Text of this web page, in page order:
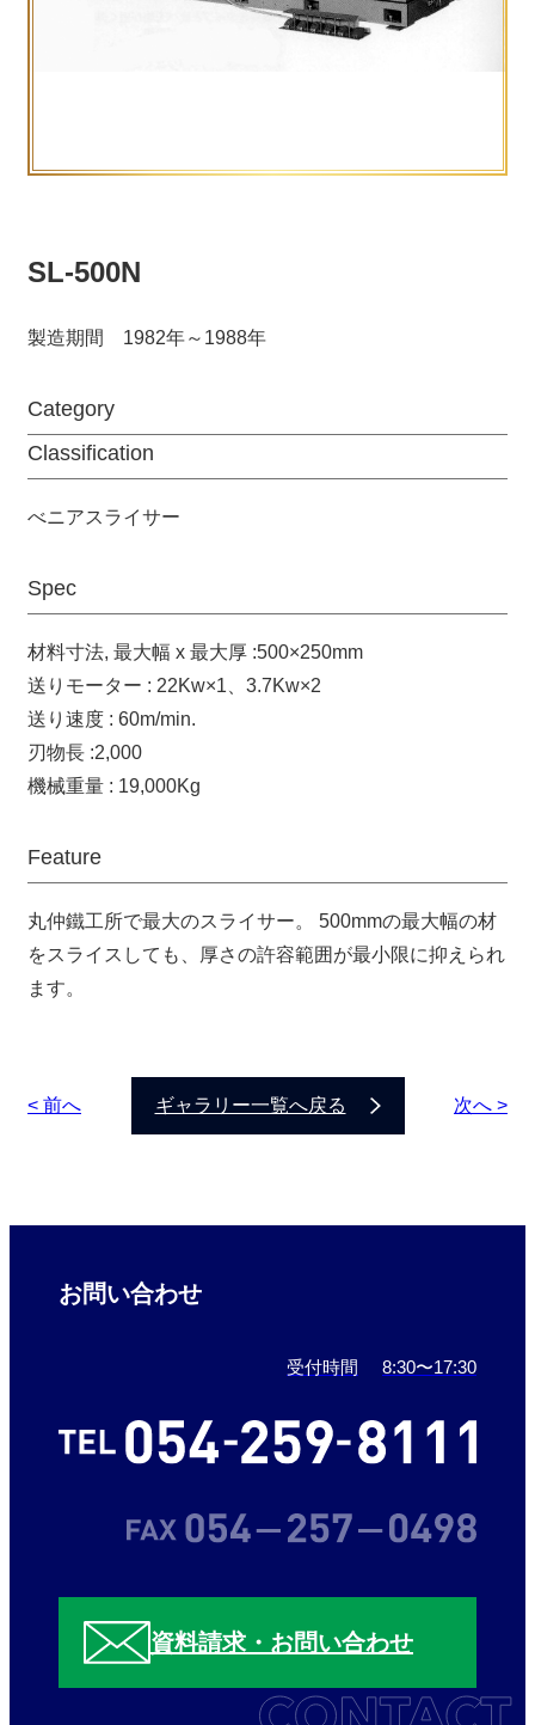
SL-500N
製造期間 1982年～1988年
Category
Classification
べニアスライサー
Spec
材料寸法, 最大幅 x 最大厚 :500×250mm
送りモーター : 22Kw×1、3.7Kw×2
送り速度 : 60m/min.
刃物長 :2,000
機械重量 : 19,000Kg
Feature
丸仲鐵工所で最大のスライサー。 500mmの最大幅の材
をスライスしても、厚さの許容範囲が最小限に抑えられ
ます。
< 前へ ギャラリー一覧へ戻る 次へ >
お問い合わせ
受付時間 8:30〜17:30
資料請求・お問い合わせ